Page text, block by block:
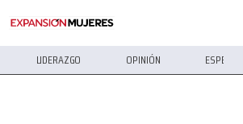
LIDERAZGO OPINIÓN